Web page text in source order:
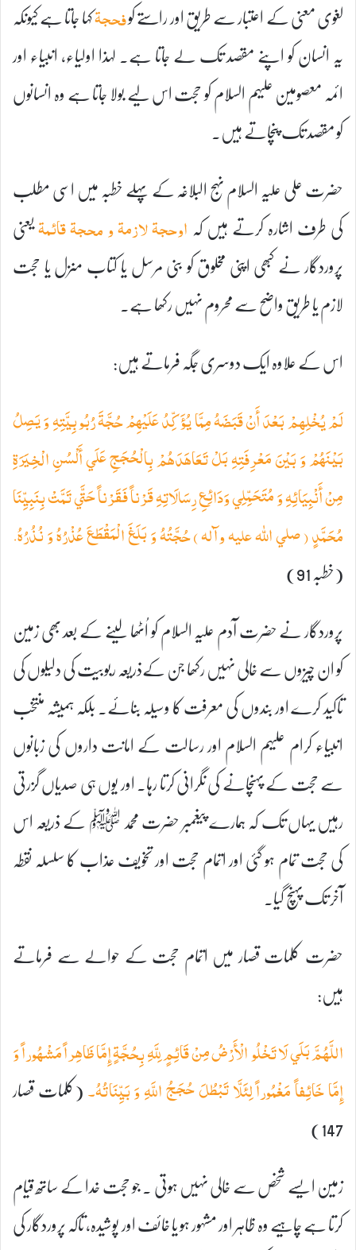
لغوی معنی کے اعتبار سے طریق اور راستے کوفحجۃکہا جاتا ہے کیونکہ
یہ انسان کو اپنے مقصد تک لے جاتا ہے۔ لہذا اولیاء، انبیاء اور
ائمہ معصومین علیہم السلام کو حجت اس لیے بولا جاتا ہے وہ انسانوں
کو مقصد تک پنچاتے ہیں۔
حضرت علی علیہ السلام نہج البلاغہ کے پہلے خطبہ میں اسی مطلب
کی طرف اشارہ کرتے ہیں کہ اوحجۃ لازمۃ و محجۃ قائمۃیعنی
پروردگار نے کبھی اپنی مخلوق کو بنی مرسل یا کتاب منزل یا حجت
لازم یا طریق واضح سے محروم نہیں رکھا ہے۔
اس کے علاوہ ایک دوسری جگہ فرماتے ہیں:
لَمْ يُخْلِهِمْ بَعْدَ أَنْ قَبَضَهُ مِمَّا يُؤَكِّدُ عَلَيْهِمْ حُجَّةَ رُبُوبِيَّتِهِ وَ يَصِلُ
بَيْنَهُمْ وَ بَيْنَ مَعْرِفَتِهِ بَلْ تَعَاهَدَهُمْ بِالْحُجَجِ عَلَي أَلْسُنِ الْخِيَرَةِ
مِنْ أَنْبِيَائِهِ وَ مُتَحَمِّلِي وَدَائِعِ رِسَالَاتِهِ قَرْناً فَقَرْناً حَتَّي تَمَّتْ بِنَبِيِّنَا
مُحَمَّدٍ ( صلي الله عليه وآله ) حُجَّتُهُ وَ بَلَغَ الْمَقْطَعَ عُذْرُهُ وَ نُذُرُهُ.
(خطبہ 91)
پروردگار نے حضرت آدم علیہ السلام کو اُٹھا لینے کے بعد بھی زمین
کو ان چیزوں سے خالی نہیں رکھا جن کےذریعہ ربوبیت کی دلیلوں کی
تاکید کرے اور بندوں کی معرفت کا وسیلہ بنائے۔ بلکہ ہمیشہ منتخب
انبیاء کرام علیہم السلام اور رسالت کے امانت داروں کی زبانوں
سے حجت کے پہنچانے کی نگرانی کرتا رہا۔ اور یوں ہی صدیاں گزرتی
رہیں یہاں تک کہ ہمارے پیغمبر حضرت محمد ﷺ کے ذریعہ اس
کی حجت تمام ہو گئی اور اتمام حجت اور تخویف عذاب کا سلسلہ نقطہ
آخر تک پہنچ گیا۔
حضرت کلمات قصار میں اتمام حجت کے حوالے سے فرماتے
ہیں:
اللَّهُمَّ بَلَي لَا تَخْلُو الْأَرْضُ مِنْ قَائِمٍ لِلَّهِ بِحُجَّةٍ إِمَّا ظَاهِراً مَشْهُوراً وَ
إِمَّا خَائِفاً مَغْمُوراً لِئَلَّا تَبْطُلَ حُجَجُ اللَّهِ وَ بَيِّنَاتُهُ۔(کلمات قصار
147)
زمین ایسے شخص سے خالی نہیں ہوتی ۔ جو حجت خدا کے ساتھ قیام
کرتا ہے چاہیے وہ ظاہر اور مشہور ہو یا خائف اور پوشیدہ، تاکہ پروردگار کی